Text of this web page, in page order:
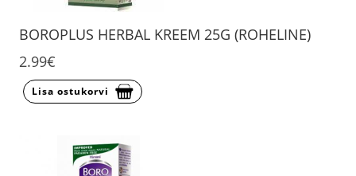
BOROPLUS HERBAL KREEM 25G (ROHELINE)
2.99€
Lisa ostukorvi